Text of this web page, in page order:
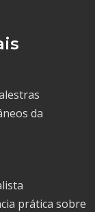
da
prática sobre